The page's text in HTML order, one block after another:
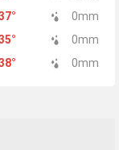
° 0mm
° 0mm
° 0mm